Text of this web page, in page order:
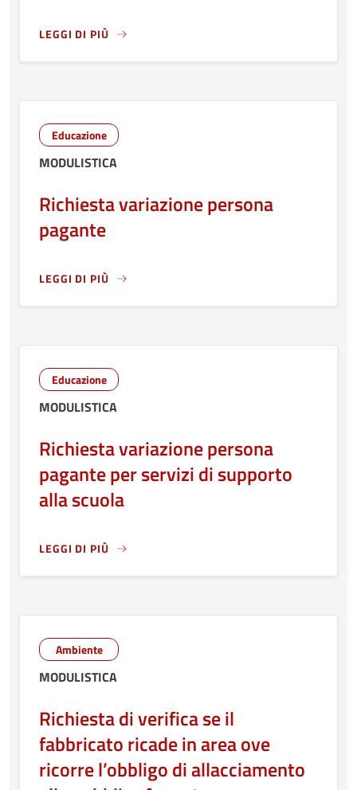
LEGGI DI PIÙ
LEGGI ANCORA RIGUARDO A: RICHIESTA DI
Educazione
MODULISTICA
Richiesta variazione persona
pagante
LEGGI DI PIÙ
LEGGI ANCORA RIGUARDO A: RICHIESTA VARIAZIONE
Educazione
MODULISTICA
Richiesta variazione persona
pagante per servizi di supporto
alla scuola
LEGGI DI PIÙ
LEGGI ANCORA RIGUARDO A: RICHIESTA VARIAZIONE
Ambiente
MODULISTICA
Richiesta di verifica se il
fabbricato ricade in area ove
ricorre l’obbligo di allacciamento